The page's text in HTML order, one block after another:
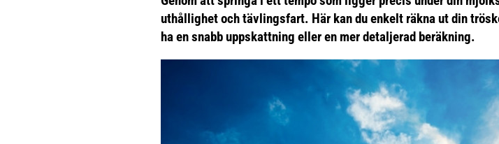
uthållighet och tävlingsfart. Här kan du enkelt räkna ut din
ha en snabb uppskattning eller en mer detaljerad beräkning.